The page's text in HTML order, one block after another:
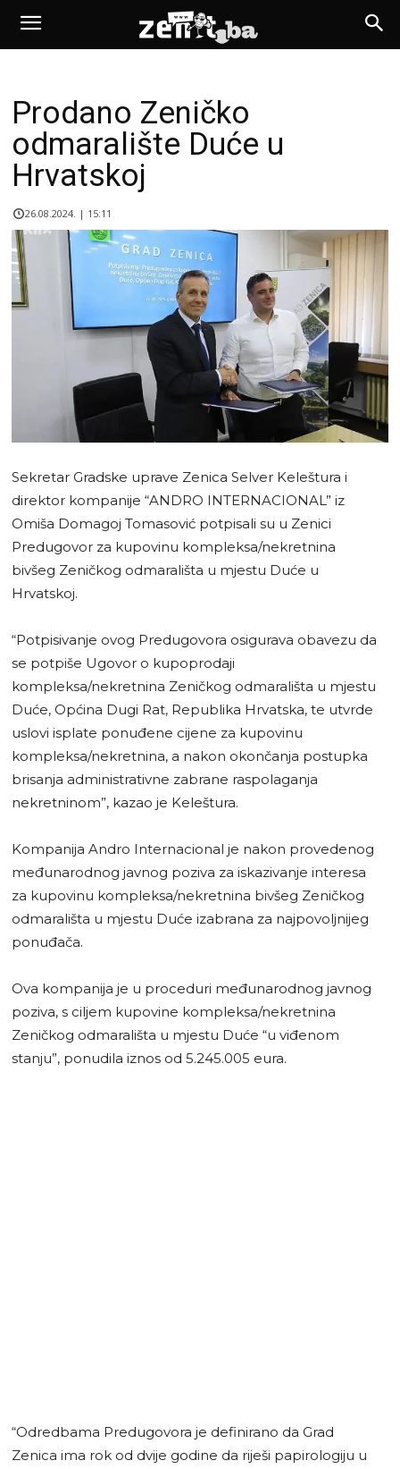
Prodano Zeničko
odmaralište Duće u
Hrvatskoj
26.08.2024. | 15:11
Sekretar Gradske uprave Zenica Selver Keleštura i
direktor kompanije “ANDRO INTERNACIONAL” iz
Omiša Domagoj Tomasović potpisali su u Zenici
Predugovor za kupovinu kompleksa/nekretnina
bivšeg Zeničkog odmarališta u mjestu Duće u
Hrvatskoj.
“Potpisivanje ovog Predugovora osigurava obavezu da
se potpiše Ugovor o kupoprodaji
kompleksa/nekretnina Zeničkog odmarališta u mjestu
Duće, Općina Dugi Rat, Republika Hrvatska, te utvrde
uslovi isplate ponuđene cijene za kupovinu
kompleksa/nekretnina, a nakon okončanja postupka
brisanja administrativne zabrane raspolaganja
nekretninom”, kazao je Keleštura.
Kompanija Andro Internacional je nakon provedenog
međunarodnog javnog poziva za iskazivanje interesa
za kupovinu kompleksa/nekretnina bivšeg Zeničkog
odmarališta u mjestu Duće izabrana za najpovoljnijeg
ponuđača.
Ova kompanija je u proceduri međunarodnog javnog
poziva, s ciljem kupovine kompleksa/nekretnina
Zeničkog odmarališta u mjestu Duće “u viđenom
stanju”, ponudila iznos od 5.245.005 eura.
“Odredbama Predugovora je definirano da Grad
Zenica ima rok od dvije godine da riješi papirologiju u